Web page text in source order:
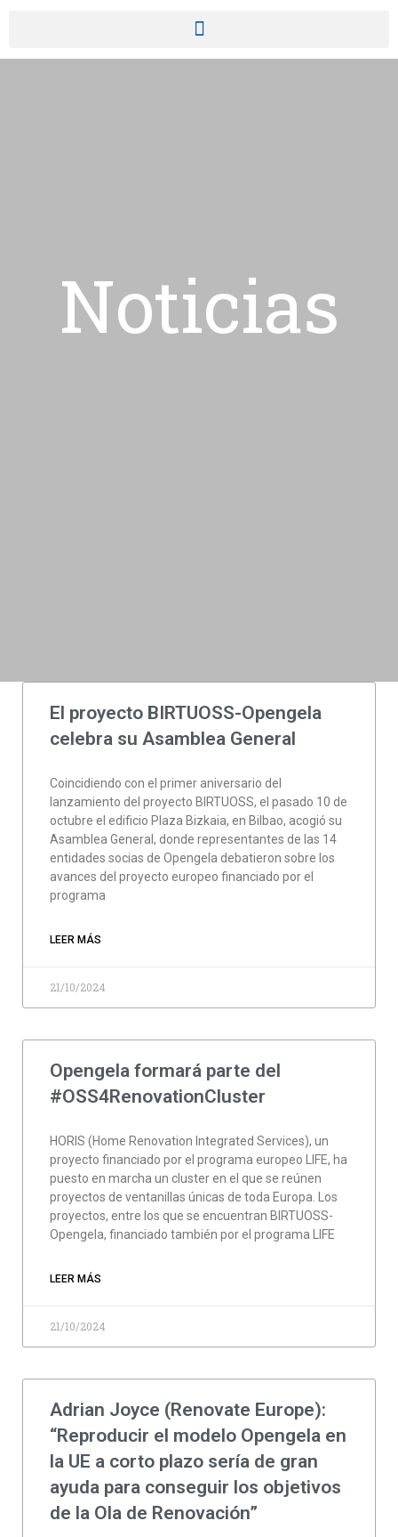
Noticias
El proyecto BIRTUOSS-Opengela
celebra su Asamblea General
Coincidiendo con el primer aniversario del
lanzamiento del proyecto BIRTUOSS, el pasado 10 de
octubre el edificio Plaza Bizkaia, en Bilbao, acogió su
Asamblea General, donde representantes de las 14
entidades socias de Opengela debatieron sobre los
avances del proyecto europeo financiado por el
programa
LEER MÁS
21/10/2024
Opengela formará parte del
#OSS4RenovationCluster
HORIS (Home Renovation Integrated Services), un
proyecto financiado por el programa europeo LIFE, ha
puesto en marcha un cluster en el que se reúnen
proyectos de ventanillas únicas de toda Europa. Los
proyectos, entre los que se encuentran BIRTUOSS-
Opengela, financiado también por el programa LIFE
LEER MÁS
21/10/2024
Adrian Joyce (Renovate Europe):
“Reproducir el modelo Opengela en
la UE a corto plazo sería de gran
ayuda para conseguir los objetivos
de la Ola de Renovación”